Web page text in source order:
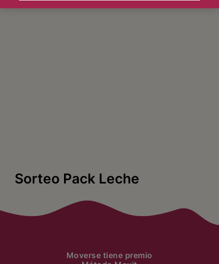
Sorteo Pack Leche
Moverse tiene premio